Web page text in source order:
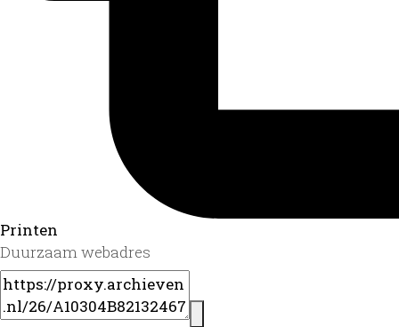
Printen
Duurzaam webadres